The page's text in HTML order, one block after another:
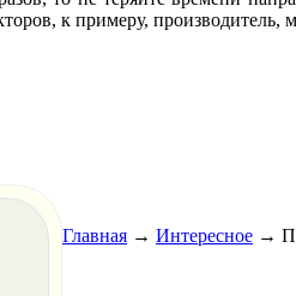
к примеру, производитель,
Главная → Интересное →